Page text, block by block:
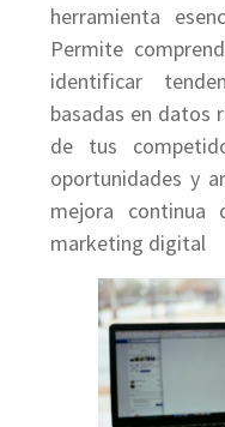
herramienta
Permite
identificar
basadas en datos
de tus
oportunidades y
mejora continua
marketing digital